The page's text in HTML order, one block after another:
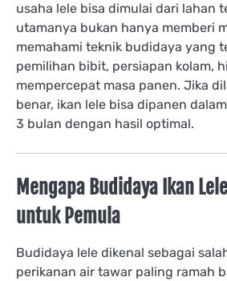
usaha lele bisa dimulai dari lahan
utamanya bukan hanya memberi
memahami teknik budidaya yang
pemilihan bibit, persiapan kolam,
mempercepat masa panen. Jika
benar, ikan lele bisa dipanen
3 bulan dengan hasil optimal.
Mengapa Budidaya Ikan
untuk Pemula
Budidaya lele dikenal sebagai
perikanan air tawar paling ramah